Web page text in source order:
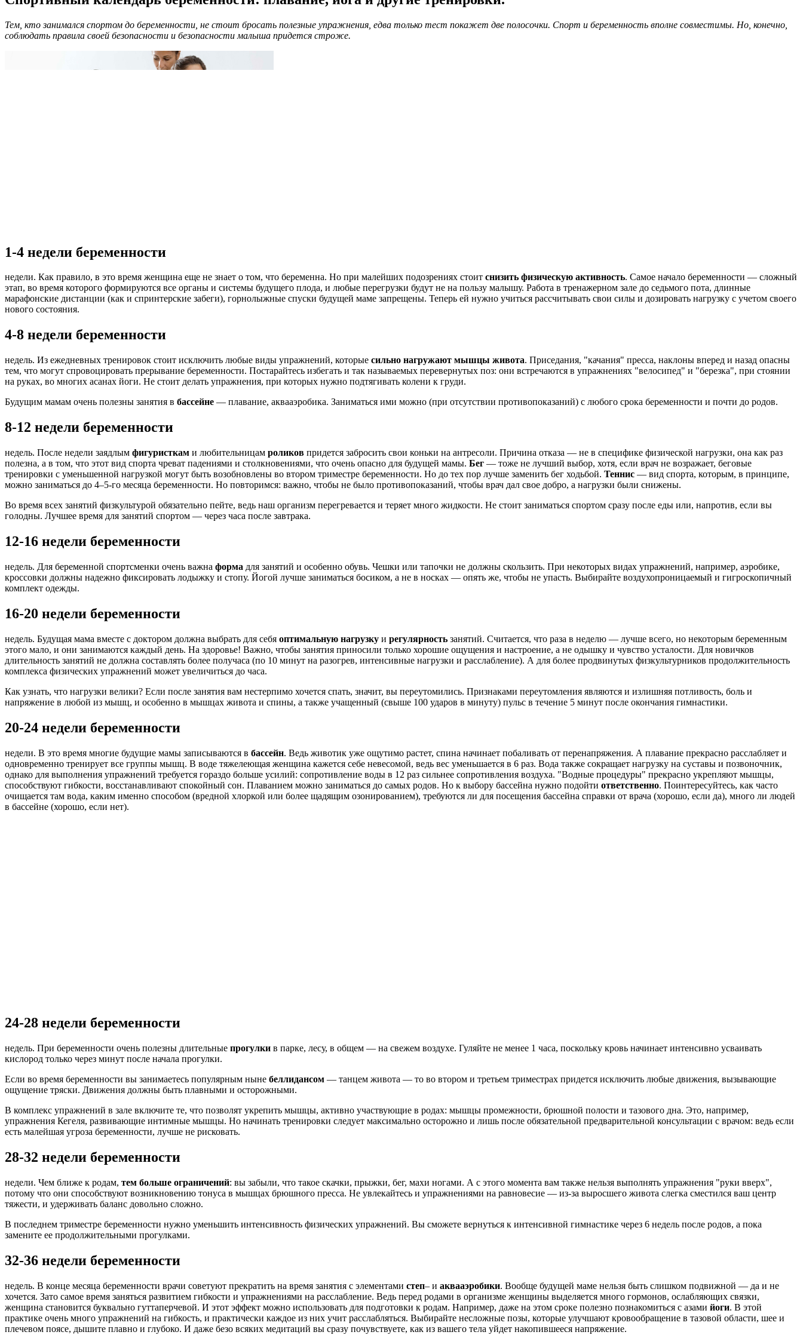
Тем, кто занимался спортом до беременности, не стоит бросать полезные упражнения, едва только тест покажет две полосочки. Спорт и беременность вполне совместимы. Но, конечно,
соблюдать правила своей безопасности и безопасности малыша придется строже.
1-4 недели беременности
недели. Как правило, в это время женщина еще не знает о том, что беременна. Но при малейших подозрениях стоит снизить физическую активность. Самое начало беременности — сложный
этап, во время которого формируются все органы и системы будущего плода, и любые перегрузки будут не на пользу малышу. Работа в тренажерном зале до седьмого пота, длинные
марафонские дистанции (как и спринтерские забеги), горнолыжные спуски будущей маме запрещены. Теперь ей нужно учиться рассчитывать свои силы и дозировать нагрузку с учетом своего
нового состояния.
4-8 недели беременности
недель. Из ежедневных тренировок стоит исключить любые виды упражнений, которые сильно нагружают мышцы живота. Приседания, "качания" пресса, наклоны вперед и назад опасны
тем, что могут спровоцировать прерывание беременности. Постарайтесь избегать и так называемых перевернутых поз: они встречаются в упражнениях "велосипед" и "березка", при стоянии
на руках, во многих асанах йоги. Не стоит делать упражнения, при которых нужно подтягивать колени к груди.
Будущим мамам очень полезны занятия в бассейне — плавание, аквааэробика. Заниматься ими можно (при отсутствии противопоказаний) с любого срока беременности и почти до родов.
8-12 недели беременности
недель. После недели заядлым фигуристкам и любительницам роликов придется забросить свои коньки на антресоли. Причина отказа — не в специфике физической нагрузки, она как раз
полезна, а в том, что этот вид спорта чреват падениями и столкновениями, что очень опасно для будущей мамы. Бег — тоже не лучший выбор, хотя, если врач не возражает, беговые
тренировки с уменьшенной нагрузкой могут быть возобновлены во втором триместре беременности. Но до тех пор лучше заменить бег ходьбой. Теннис — вид спорта, которым, в принципе,
можно заниматься до 4–5-го месяца беременности. Но повторимся: важно, чтобы не было противопоказаний, чтобы врач дал свое добро, а нагрузки были снижены.
Во время всех занятий физкультурой обязательно пейте, ведь наш организм перегревается и теряет много жидкости. Не стоит заниматься спортом сразу после еды или, напротив, если вы
голодны. Лучшее время для занятий спортом — через часа после завтрака.
12-16 недели беременности
недель. Для беременной спортсменки очень важна форма для занятий и особенно обувь. Чешки или тапочки не должны скользить. При некоторых видах упражнений, например, аэробике,
кроссовки должны надежно фиксировать лодыжку и стопу. Йогой лучше заниматься босиком, а не в носках — опять же, чтобы не упасть. Выбирайте воздухопроницаемый и гигроскопичный
комплект одежды.
16-20 недели беременности
недель. Будущая мама вместе с доктором должна выбрать для себя оптимальную нагрузку и регулярность занятий. Считается, что раза в неделю — лучше всего, но некоторым беременным
этого мало, и они занимаются каждый день. На здоровье! Важно, чтобы занятия приносили только хорошие ощущения и настроение, а не одышку и чувство усталости. Для новичков
длительность занятий не должна составлять более получаса (по 10 минут на разогрев, интенсивные нагрузки и расслабление). А для более продвинутых физкультурников продолжительность
комплекса физических упражнений может увеличиться до часа.
Как узнать, что нагрузки велики? Если после занятия вам нестерпимо хочется спать, значит, вы переутомились. Признаками переутомления являются и излишняя потливость, боль и
напряжение в любой из мышц, и особенно в мышцах живота и спины, а также учащенный (свыше 100 ударов в минуту) пульс в течение 5 минут после окончания гимнастики.
20-24 недели беременности
недели. В это время многие будущие мамы записываются в бассейн. Ведь животик уже ощутимо растет, спина начинает побаливать от перенапряжения. А плавание прекрасно расслабляет и
одновременно тренирует все группы мышц. В воде тяжелеющая женщина кажется себе невесомой, ведь вес уменьшается в 6 раз. Вода также сокращает нагрузку на суставы и позвоночник,
однако для выполнения упражнений требуется гораздо больше усилий: сопротивление воды в 12 раз сильнее сопротивления воздуха. "Водные процедуры" прекрасно укрепляют мышцы,
способствуют гибкости, восстанавливают спокойный сон. Плаванием можно заниматься до самых родов. Но к выбору бассейна нужно подойти ответственно. Поинтересуйтесь, как часто
очищается там вода, каким именно способом (вредной хлоркой или более щадящим озонированием), требуются ли для посещения бассейна справки от врача (хорошо, если да), много ли людей
в бассейне (хорошо, если нет).
24-28 недели беременности
недель. При беременности очень полезны длительные прогулки в парке, лесу, в общем — на свежем воздухе. Гуляйте не менее 1 часа, поскольку кровь начинает интенсивно усваивать
кислород только через минут после начала прогулки.
Если во время беременности вы занимаетесь популярным ныне беллидансом — танцем живота — то во втором и третьем триместрах придется исключить любые движения, вызывающие
ощущение тряски. Движения должны быть плавными и осторожными.
В комплекс упражнений в зале включите те, что позволят укрепить мышцы, активно участвующие в родах: мышцы промежности, брюшной полости и тазового дна. Это, например,
упражнения Кегеля, развивающие интимные мышцы. Но начинать тренировки следует максимально осторожно и лишь после обязательной предварительной консультации с врачом: ведь если
есть малейшая угроза беременности, лучше не рисковать.
28-32 недели беременности
недели. Чем ближе к родам, тем больше ограничений: вы забыли, что такое скачки, прыжки, бег, махи ногами. А с этого момента вам также нельзя выполнять упражнения "руки вверх",
потому что они способствуют возникновению тонуса в мышцах брюшного пресса. Не увлекайтесь и упражнениями на равновесие — из-за выросшего живота слегка сместился ваш центр
тяжести, и удерживать баланс довольно сложно.
В последнем триместре беременности нужно уменьшить интенсивность физических упражнений. Вы сможете вернуться к интенсивной гимнастике через 6 недель после родов, а пока
замените ее продолжительными прогулками.
32-36 недели беременности
недель. В конце месяца беременности врачи советуют прекратить на время занятия с элементами степ– и аквааэробики. Вообще будущей маме нельзя быть слишком подвижной — да и не
хочется. Зато самое время заняться развитием гибкости и упражнениями на расслабление. Ведь перед родами в организме женщины выделяется много гормонов, ослабляющих связки,
женщина становится буквально гуттаперчевой. И этот эффект можно использовать для подготовки к родам. Например, даже на этом сроке полезно познакомиться с азами йоги. В этой
практике очень много упражнений на гибкость, и практически каждое из них учит расслабляться. Выбирайте несложные позы, которые улучшают кровообращение в тазовой области, шее и
плечевом поясе, дышите плавно и глубоко. И даже безо всяких медитаций вы сразу почувствуете, как из вашего тела уйдет накопившееся напряжение.